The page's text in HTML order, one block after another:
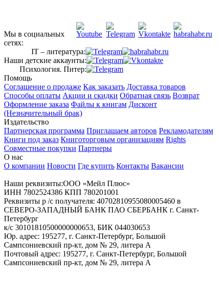
Мы в социальных
сетях:
IT – литература:
Наши детские аккаунты:
Психология. Питер:
Помощь
Соглашение о продаже Как заказать Доставка товаров
Способы оплаты Акции и скидки Обратная связь Возврат
Оформление заказа Файлы к книгам Дисконт
(Незначительный брак)
Издательство
Партнерская программа Приглашаем авторов Рекламодателям
Книги под заказ Книготорговым организациям Rights
Совместные покупки Партнеры
О нас
О компании Новости Где купить Контакты Вакансии
Наши реквизиты:ООО «Мейл Плюс»
ИНН 7802524386 КПП 780201001
Реквизиты р /с получателя: 40702810955080005460 в
СЕВЕРО-ЗАПАДНЫЙ БАНК ПАО СБЕРБАНК г. Санкт-
Петербург
к/с 30101810500000000653, БИК 044030653
Юр. адрес: 195277, г. Санкт-Петербург, Большой
Сампсониевский пр-кт, дом № 29, литера А
Почтовый адрес: 195277, г. Санкт-Петербург, Большой
Сампсониевский пр-кт, дом № 29, литера А